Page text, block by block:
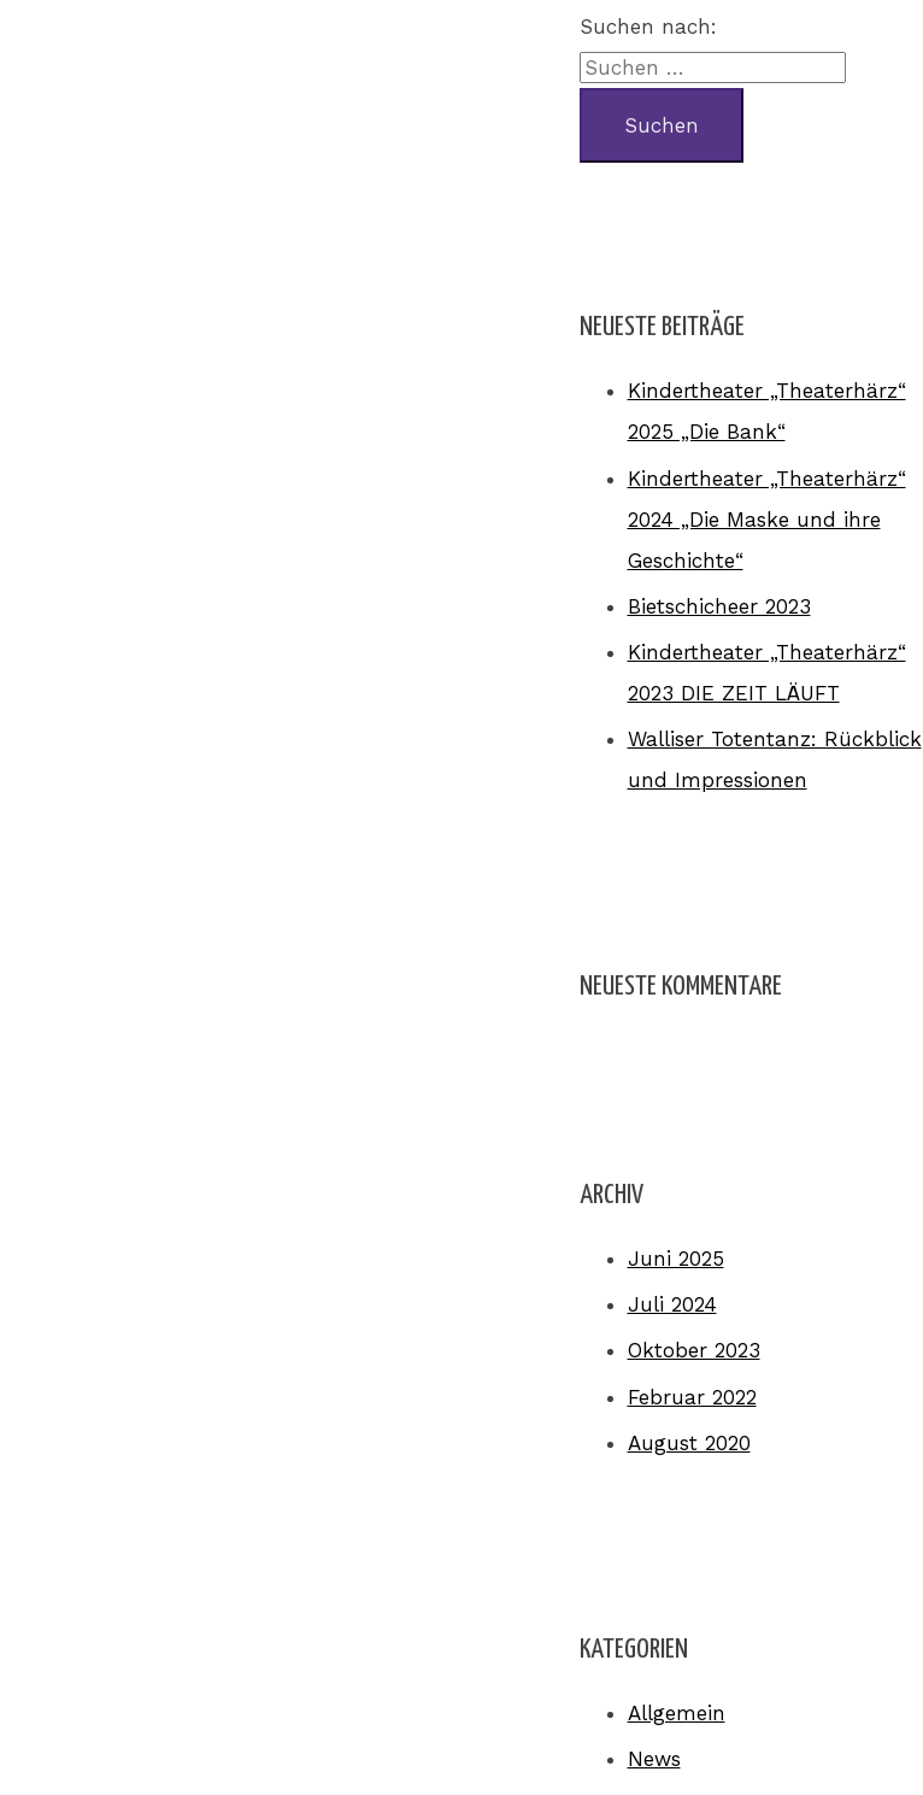
Suchen nach:
NEUESTE BEITRÄGE
Kindertheater „Theaterhärz“
2025 „Die Bank“
Kindertheater „Theaterhärz“
2024 „Die Maske und ihre
Geschichte“
Bietschicheer 2023
Kindertheater „Theaterhärz“
2023 DIE ZEIT LÄUFT
Walliser Totentanz: Rückblick
und Impressionen
NEUESTE KOMMENTARE
ARCHIV
Juni 2025
Juli 2024
Oktober 2023
Februar 2022
August 2020
KATEGORIEN
Allgemein
News